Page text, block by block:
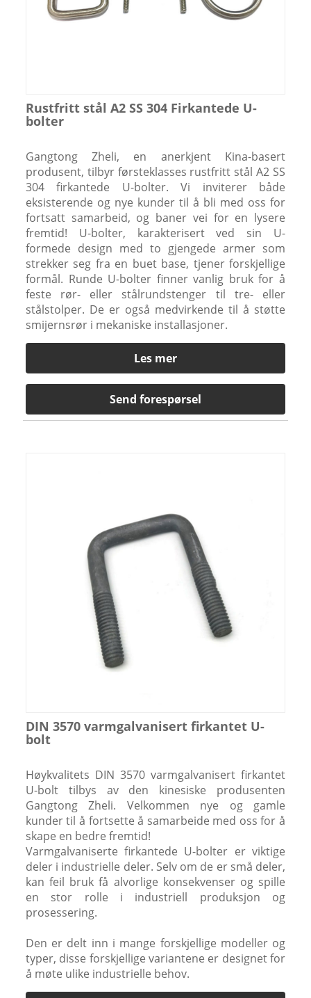
Rustfritt stål A2 SS 304 Firkantede U-
bolter
Gangtong Zheli, en anerkjent Kina-basert
produsent, tilbyr førsteklasses rustfritt stål A2 SS
304 firkantede U-bolter. Vi inviterer både
eksisterende og nye kunder til å bli med oss ​​for
fortsatt samarbeid, og baner vei for en lysere
fremtid! U-bolter, karakterisert ved sin U-
formede design med to gjengede armer som
strekker seg fra en buet base, tjener forskjellige
formål. Runde U-bolter finner vanlig bruk for å
feste rør- eller stålrundstenger til tre- eller
stålstolper. De er også medvirkende til å støtte
smijernsrør i mekaniske installasjoner.
Les mer
Send forespørsel
DIN 3570 varmgalvanisert firkantet U-
bolt
Høykvalitets DIN 3570 varmgalvanisert firkantet
U-bolt tilbys av den kinesiske produsenten
Gangtong Zheli. Velkommen nye og gamle
kunder til å fortsette å samarbeide med oss ​​for å
skape en bedre fremtid!
Varmgalvaniserte firkantede U-bolter er viktige
deler i industrielle deler. Selv om de er små deler,
kan feil bruk få alvorlige konsekvenser og spille
en stor rolle i industriell produksjon og
prosessering.
Den er delt inn i mange forskjellige modeller og
typer, disse forskjellige variantene er designet for
å møte ulike industrielle behov.